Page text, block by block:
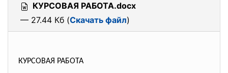
КУРСОВАЯ РАБОТА.docx
— 27.44 Кб (Скачать файл)
КУРСОВАЯ РАБОТА